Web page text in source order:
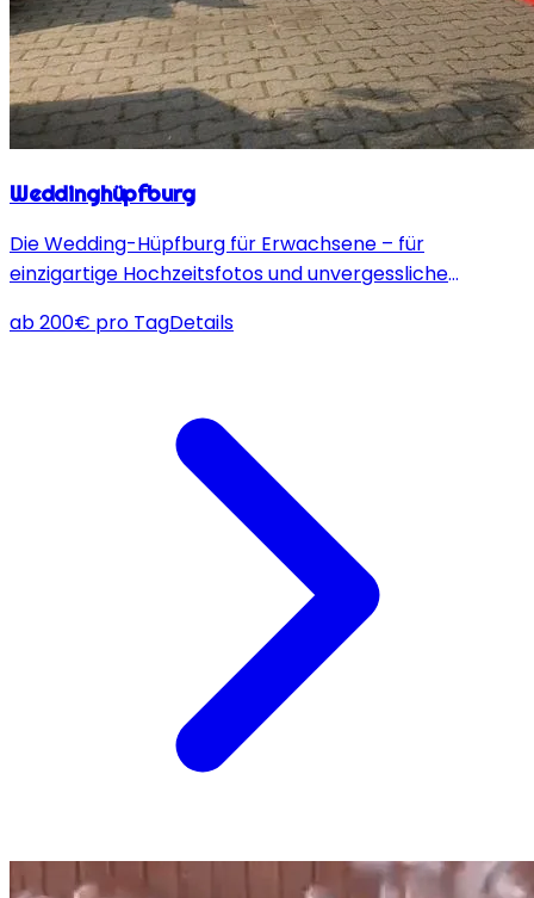
Weddinghüpfburg
Die Wedding-Hüpfburg für Erwachsene – für
einzigartige Hochzeitsfotos und unvergessliche
Teppich!
ab200€ pro TagDetails